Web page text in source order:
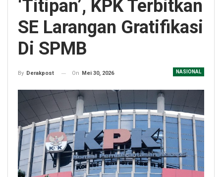
‘Titipan’, KPK Terbitkan
SE Larangan Gratifikasi
Di SPMB
NASIONAL
By Derakpost On Mei 30, 2026